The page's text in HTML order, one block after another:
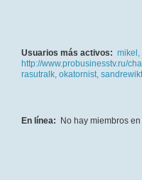
Usuarios más activos: mikel,
http://www.probusinesstv.ru/
rasutralk, okatornist, sandrewikt
En línea: No hay miembros